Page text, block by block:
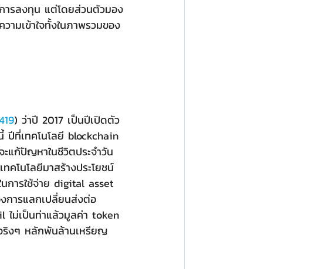
รลงทุน แต่โดยส่วนตัวมอง
มเข้าใจทั้งในภาพรวมของ
) ว่าปี 2017 เป็นปีเปิดตัว
ปีที่เทคโนโลยี blockchain
แก้ปัญหาในชีวิตประจำวัน
โนโลยีมาสร้างประโยชน์
การใช้จ่าย digital asset
การแลกเปลี่ยนส่งต่อ
ไม่เป็นท่าแล้วมูลค่า token
งๆ หลักพันล้านเหรียญ